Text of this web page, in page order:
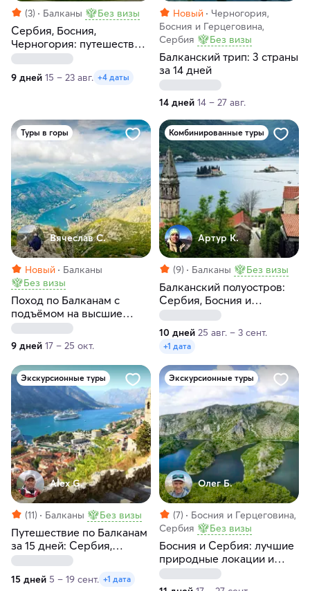
(3) Балканы Без визы
Сербия, Босния,
Черногория: путешествие
по Балканам
9 дней 15 – 23 авг. +4 даты
Новый
Черногория,
Босния и Герцеговина,
Сербия
Без визы
Балканский трип: 3 страны
за 14 дней
14 дней 14 – 27 авг.
Туры в горы
Вячеслав С.
Новый
Балканы
Без визы
Поход по Балканам с
подъёмом на высшие
точки Черногории, Боснии
и Герцеговины
9 дней 17 – 25 окт.
Комбинированные туры
Артур К.
(9) Балканы Без визы
Балканский полуостров:
Сербия, Босния и
Герцеговина, Черногория
10 дней 25 авг. – 3 сент.
+1 дата
Экскурсионные туры
Alex G.
(11) Балканы Без визы
Путешествие по Балканам
за 15 дней: Сербия,
Босния и Герцеговина,
15 дней 5 – 19 сент. +1 дата
Экскурсионные туры
Олег Б.
(7)
Босния и Герцеговина,
Сербия
Без визы
Босния и Сербия: лучшие
природные локации и
экскурсии